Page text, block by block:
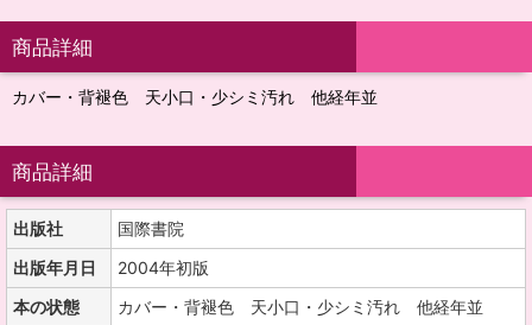
商品詳細
カバー・背褪色 天小口・少シミ汚れ 他経年並
商品詳細
出版社
国際書院
出版年月日
2004年初版
本の状態
カバー・背褪色 天小口・少シミ汚れ 他経年並